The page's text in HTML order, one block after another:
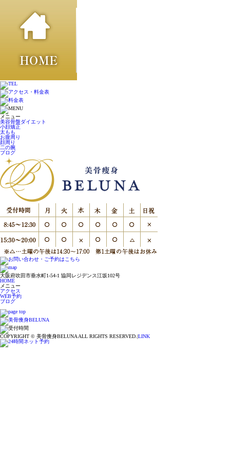
メニュー
美容骨盤ダイエット
小顔矯正
太もも
お腹周り
顔周り
二の腕
ブログ
大阪府吹田市垂水町1-54-1 協同レジデンス江坂102号
HOME
メニュー
アクセス
WEB予約
ブログ
COPYRIGHT © 美骨痩身BELUNA ALL RIGHTS RESERVED.|LINK